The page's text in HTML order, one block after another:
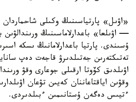
«اۋىل» پارتياسىنىڭ وكىلى شاحماردان
— اۋىلعا» باعدارلاماسىنىڭ
ۇسىندى. پارتيا باعدارلامانىڭ ىسكە
تەتىكتەرىن جەتىلدىرۋ قاجەت دەپ
اۋىلدىق كۆوتا ارقىلى جوعارى وقۋ
وقۋىن اياقتاعاننان كەيىن تۋعان
ءتيىس دەگەن ۇستانىمىن ءبىلدىردى.